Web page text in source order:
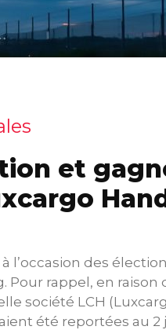
et
l’occasion des
Pour rappel, en raison
société LCH
été reportées au